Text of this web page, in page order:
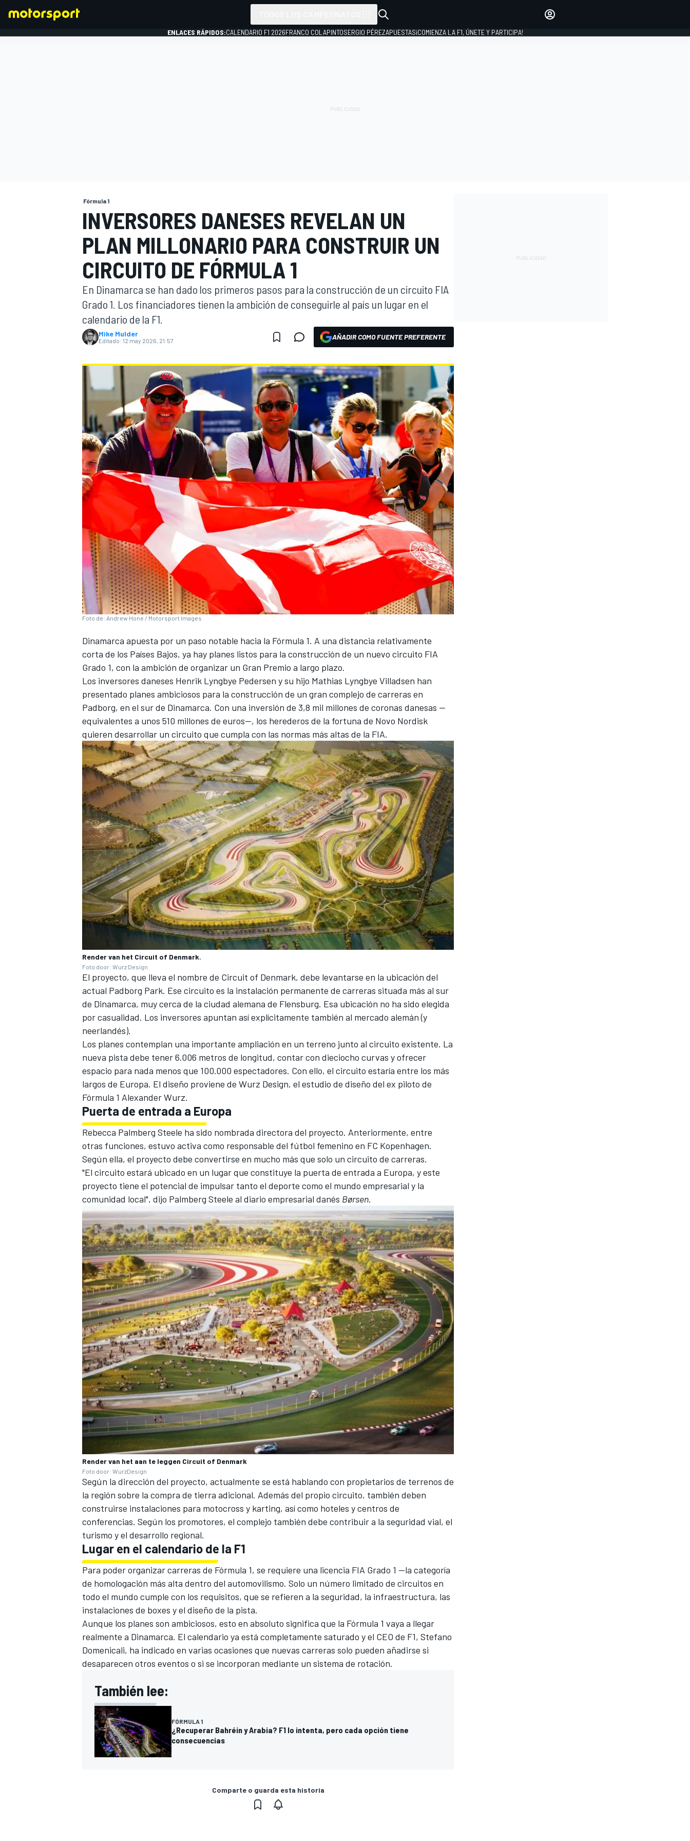
INDYCAR
MOTOGP
NASCAR CUP
FÓRMULA E
WRC
MÁS CATEGORÍAS
INICIAR SESIÓN
ENLACES RÁPIDOS:CALENDARIO F1 2026FRANCO COLAPINTOSERGIO PÉREZAPUESTAS¡COMIENZA LA F1, ÚNETE Y PARTICIPA!
Fórmula 1
INVERSORES DANESES REVELAN UN
PLAN MILLONARIO PARA CONSTRUIR UN
CIRCUITO DE FÓRMULA 1
En Dinamarca se han dado los primeros pasos para la construcción de un circuito FIA
Grado 1. Los financiadores tienen la ambición de conseguirle al país un lugar en el
calendario de la F1.
Mike Mulder
Editado: 12 may 2026, 21:57 AÑADIR COMO FUENTE PREFERENTE
Foto de: Andrew Hone / Motorsport Images
Dinamarca apuesta por un paso notable hacia la Fórmula 1. A una distancia relativamente
corta de los Países Bajos, ya hay planes listos para la construcción de un nuevo circuito FIA
Grado 1, con la ambición de organizar un Gran Premio a largo plazo.
Los inversores daneses Henrik Lyngbye Pedersen y su hijo Mathias Lyngbye Villadsen han
presentado planes ambiciosos para la construcción de un gran complejo de carreras en
Padborg, en el sur de Dinamarca. Con una inversión de 3,8 mil millones de coronas danesas —
equivalentes a unos 510 millones de euros—, los herederos de la fortuna de Novo Nordisk
quieren desarrollar un circuito que cumpla con las normas más altas de la FIA.
Render van het Circuit of Denmark.
Foto door: Wurz Design
El proyecto, que lleva el nombre de Circuit of Denmark, debe levantarse en la ubicación del
actual Padborg Park. Ese circuito es la instalación permanente de carreras situada más al sur
de Dinamarca, muy cerca de la ciudad alemana de Flensburg. Esa ubicación no ha sido elegida
por casualidad. Los inversores apuntan así explícitamente también al mercado alemán (y
neerlandés).
Los planes contemplan una importante ampliación en un terreno junto al circuito existente. La
nueva pista debe tener 6.006 metros de longitud, contar con dieciocho curvas y ofrecer
espacio para nada menos que 100.000 espectadores. Con ello, el circuito estaría entre los más
largos de Europa. El diseño proviene de Wurz Design, el estudio de diseño del ex piloto de
Fórmula 1 Alexander Wurz.
Puerta de entrada a Europa
Rebecca Palmberg Steele ha sido nombrada directora del proyecto. Anteriormente, entre
otras funciones, estuvo activa como responsable del fútbol femenino en FC Kopenhagen.
Según ella, el proyecto debe convertirse en mucho más que solo un circuito de carreras.
"El circuito estará ubicado en un lugar que constituye la puerta de entrada a Europa, y este
proyecto tiene el potencial de impulsar tanto el deporte como el mundo empresarial y la
comunidad local", dijo Palmberg Steele al diario empresarial danés Børsen.
Render van het aan te leggen Circuit of Denmark
Foto door: WurzDesign
Según la dirección del proyecto, actualmente se está hablando con propietarios de terrenos de
la región sobre la compra de tierra adicional. Además del propio circuito, también deben
construirse instalaciones para motocross y karting, así como hoteles y centros de
conferencias. Según los promotores, el complejo también debe contribuir a la seguridad vial, el
turismo y el desarrollo regional.
Lugar en el calendario de la F1
Para poder organizar carreras de Fórmula 1, se requiere una licencia FIA Grado 1 —la categoría
de homologación más alta dentro del automovilismo. Solo un número limitado de circuitos en
todo el mundo cumple con los requisitos, que se refieren a la seguridad, la infraestructura, las
instalaciones de boxes y el diseño de la pista.
Aunque los planes son ambiciosos, esto en absoluto significa que la Fórmula 1 vaya a llegar
realmente a Dinamarca. El calendario ya está completamente saturado y el CEO de F1, Stefano
Domenicali, ha indicado en varias ocasiones que nuevas carreras solo pueden añadirse si
desaparecen otros eventos o si se incorporan mediante un sistema de rotación.
También lee:
FÓRMULA 1
¿Recuperar Bahréin y Arabia? F1 lo intenta, pero cada opción tiene
consecuencias
Comparte o guarda esta historia